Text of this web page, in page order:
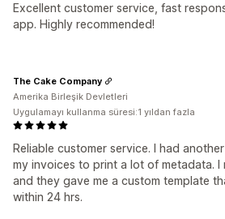
Excellent customer service, fast
app. Highly recommended!
Reliable customer service. I had
my invoices to print a lot of metadata. I
and they gave me a custom template
within 24 hrs.
The Cake Company
Amerika Birleşik Devletleri
Uygulamayı kullanma süresi:1 yıldan fazla